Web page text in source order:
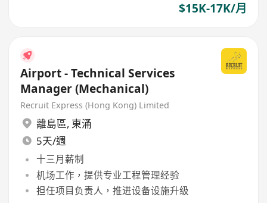
$15K-17K/月
Airport - Technical Services
Manager (Mechanical)
Recruit Express (Hong Kong) Limited
離島區, 東涌
5天/週
十三月薪制
机场工作，提供专业工程管理经验
担任项目负责人，推进设备设施升级